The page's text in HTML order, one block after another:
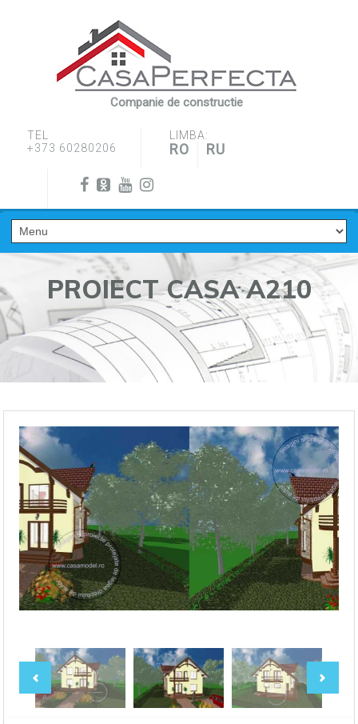
Companie de constructie
TEL
+373 60280206
LIMBA:
RO RU
PROIECT CASA A210